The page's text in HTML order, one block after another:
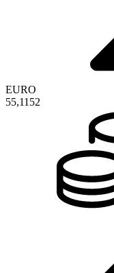
EURO
55,1152